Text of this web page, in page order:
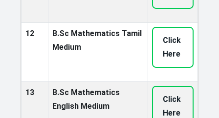
12
B.Sc Mathematics Tamil
Medium
Click
Here
13
B.Sc Mathematics
English Medium
Click
Here